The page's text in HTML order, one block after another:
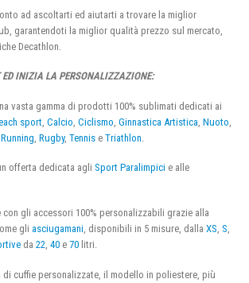
ad ascoltarti ed aiutarti a trovare la miglior
garantendoti la miglior qualità prezzo sul mercato,
Decathlon.
ED INIZIA LA PERSONALIZZAZIONE:
vasta gamma di prodotti 100% sublimati dedicati ai
sport Calcio Ciclismo Ginnastica Artistica Nuoto
Running Rugby, Tennis e Triathlon
offerta dedicata agli Sport Paralimpici e alle
gli accessori 100% personalizzabili grazie alla
gli asciugamani, disponibili in 5 misure, dalla XS, S,
da 22, 40 e 70 litri.
cuffie personalizzate, il modello in poliestere, più